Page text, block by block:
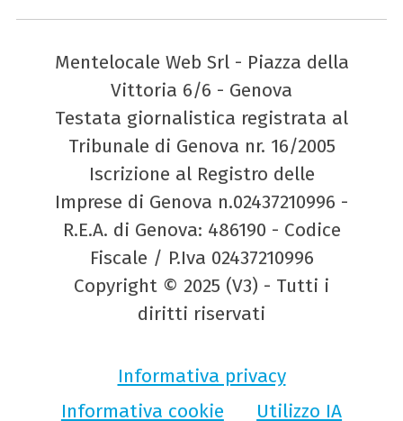
Mentelocale Web Srl - Piazza della
Vittoria 6/6 - Genova
Testata giornalistica registrata al
Tribunale di Genova nr. 16/2005
Iscrizione al Registro delle
Imprese di Genova n.02437210996 -
R.E.A. di Genova: 486190 - Codice
Fiscale / P.Iva 02437210996
Copyright © 2025 (V3) - Tutti i
diritti riservati
Informativa privacy
Informativa cookie
Utilizzo IA